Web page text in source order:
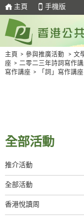
主頁 手機版
主頁 > 參與推廣活動 > 文
座 > 二零二三年詩詞寫作講
寫作講座 > 「詞」寫作講
全部活動
推介活動
全部活動
香港悅讀周